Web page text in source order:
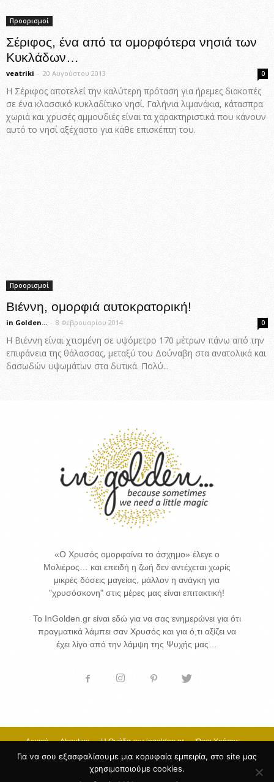
Προορισμοί
Σέριφος, ένα από τα ομορφότερα νησιά των
Κυκλάδων…
veatriki - 20 Αυγούστου 2013 0
Η Σέριφος αποτελεί την καλύτερη πρόταση για ήρεμες διακοπές
σε ένα κλασσικό κυκλαδίτικο νησί. Γαλήνια λιμανάκια, κάτασπρα
χωριά και χρυσές αμμουδιές είναι τα χαρακτηριστικά που κάνουν
αυτό το νησί αξέχαστο για κάθε επισκέπτη του.
Προορισμοί
Βιέννη, ομορφιά αυτοκρατορική!
in Golden... - 8 Φεβρουαρίου 2014 0
Η Βιέννη είναι χτισμένη σε υψόμετρο 170 μέτρων πάνω από την
επιφάνεια της θάλασσας, μεταξύ του Δούναβη στα ανατολικά και
δασωδών υψωμάτων στα δυτικά. Πολύ...
«Ο Χρυσός ομορφαίνει το άσχημο» έλεγε ο
Μολιέρος… και επειδή η ζωή δεν αντέχεται χωρίς
μικρές δόσεις μαγείας, μάλλον η ανάγκη για
"χρυσόσκονη" στις μέρες μας είναι επιτακτική!
Το InGolden.gr είναι εδώ για να σας ενημερώνει για ότι
πραγματικά λάμπει σαν Χρυσός και για ό,τι αξίζει να
έχει λίγο από την λάμψη της Ψυχής μας…
Αρχική About us H Ομάδα του ingolden.gr
Όροι Χρήσης
Επικοινωνία
© 2017 INGOLDEN.GR - HOSTING & CREATE BY by
Για να σου εξασφαλίσουμε μια κορυφαία εμπειρία, στο site μας
χρησιμοποιούμε cookies.